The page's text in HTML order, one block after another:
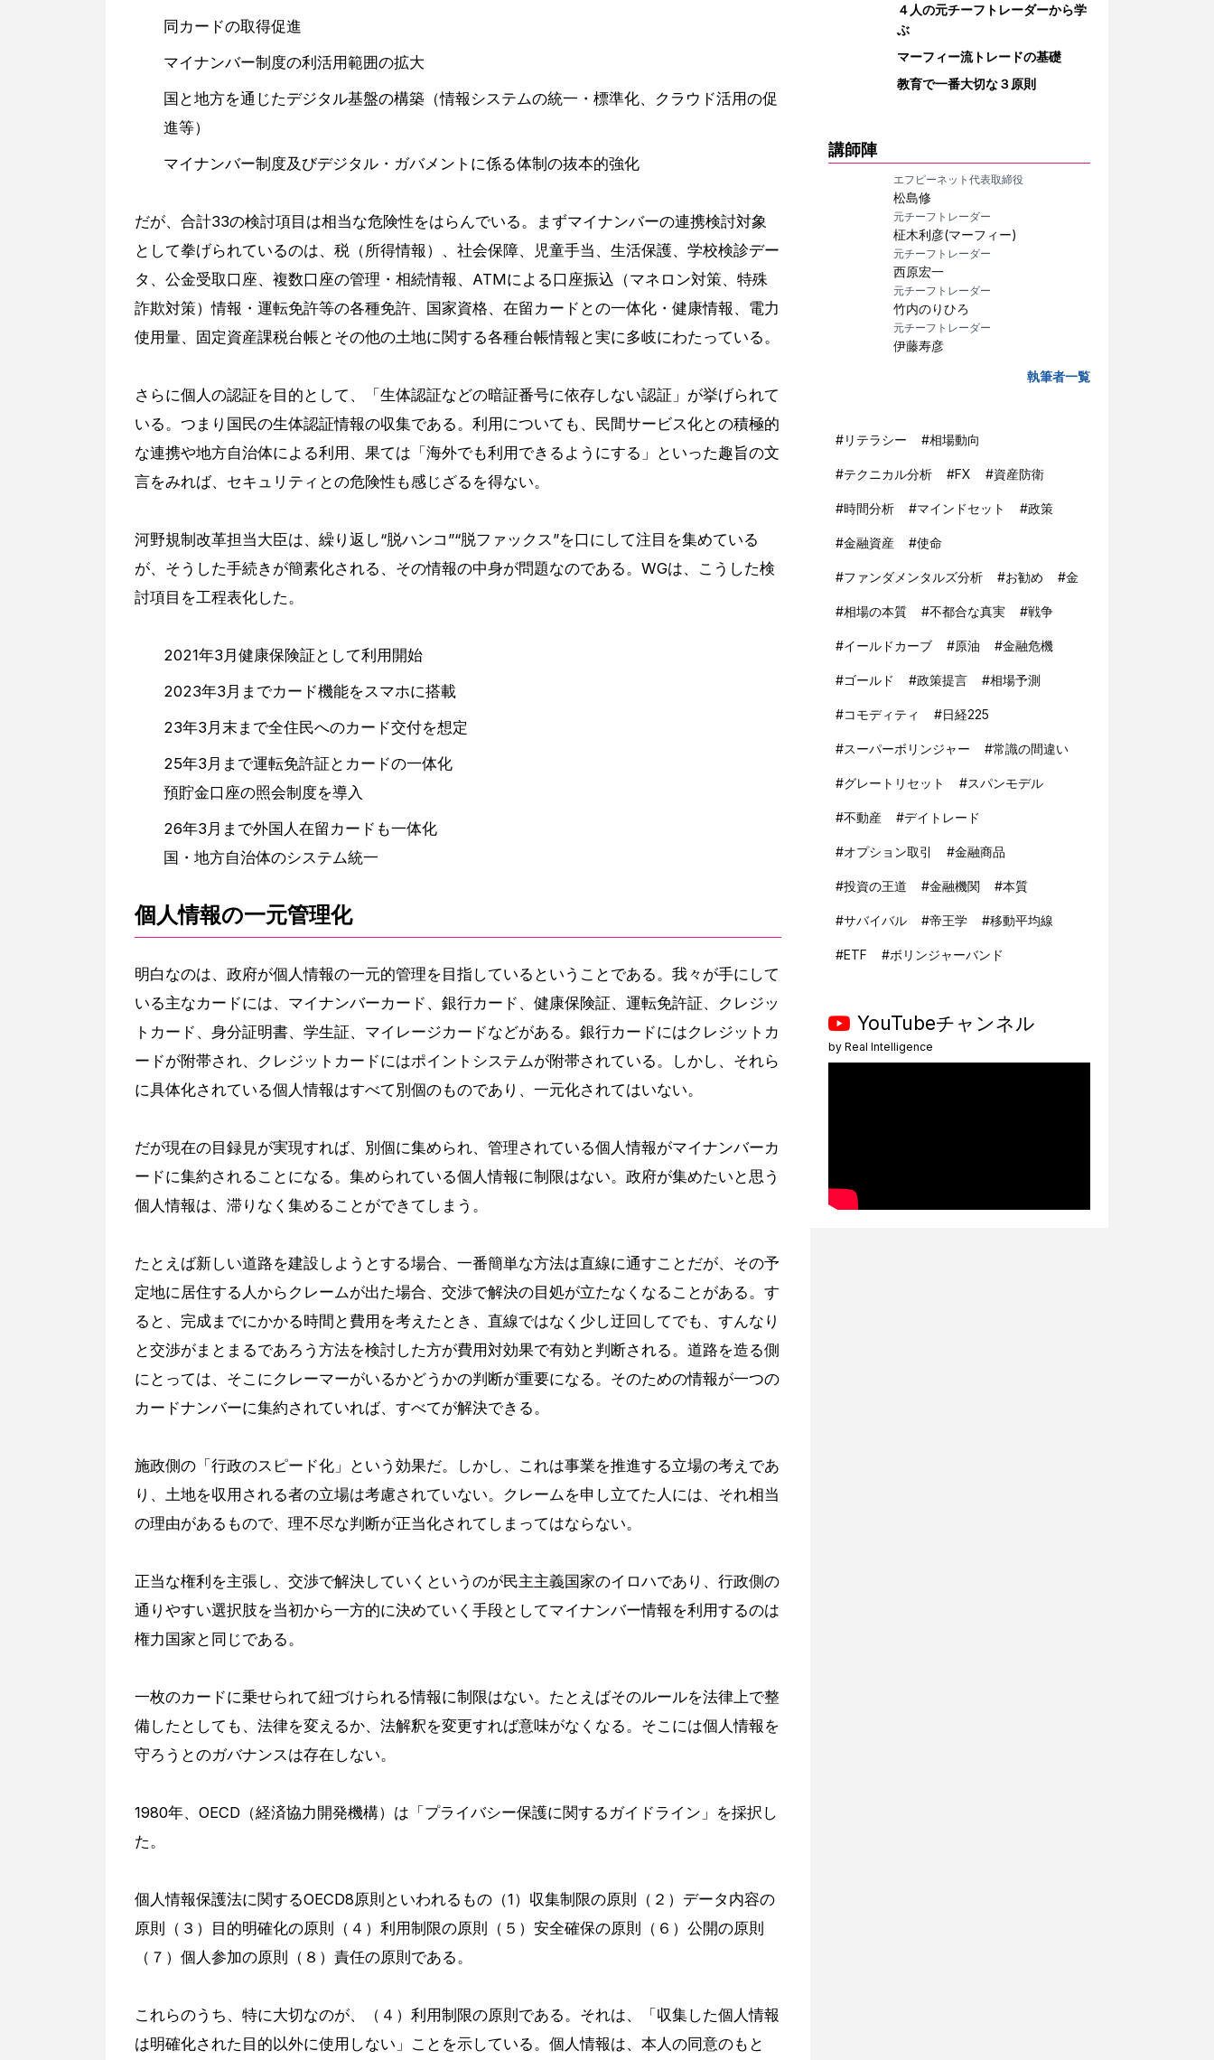
同カードの取得促進
マイナンバー制度の利活用範囲の拡大
国と地方を通じたデジタル基盤の構築（情報システムの統一・標準化、クラウド活用の促
進等）
マイナンバー制度及びデジタル・ガバメントに係る体制の抜本的強化
だが、合計33の検討項目は相当な危険性をはらんでいる。まずマイナンバーの連携検討対象
として拳げられているのは、税（所得情報）、社会保障、児童手当、生活保護、学校検診デー
タ、公金受取口座、複数口座の管理・相続情報、ATMによる口座振込（マネロン対策、特殊
詐欺対策）情報・運転免許等の各種免許、国家資格、在留カードとの一体化・健康情報、電力
使用量、固定資産課税台帳とその他の土地に関する各種台帳情報と実に多岐にわたっている。
さらに個人の認証を目的として、「生体認証などの暗証番号に依存しない認証」が挙げられて
いる。つまり国民の生体認証情報の収集である。利用についても、民間サービス化との積極的
な連携や地方自治体による利用、果ては「海外でも利用できるようにする」といった趣旨の文
言をみれば、セキュリティとの危険性も感じざるを得ない。
河野規制改革担当大臣は、繰り返し“脱ハンコ”“脱ファックス”を口にして注目を集めている
が、そうした手続きが簡素化される、その情報の中身が問題なのである。WGは、こうした検
討項目を工程表化した。
2021年3月健康保険証として利用開始
2023年3月までカード機能をスマホに搭載
23年3月末まで全住民へのカード交付を想定
25年3月まで運転免許証とカードの一体化
預貯金口座の照会制度を導入
26年3月まで外国人在留カードも一体化
国・地方自治体のシステム統一
個人情報の一元管理化
明白なのは、政府が個人情報の一元的管理を目指しているということである。我々が手にして
いる主なカードには、マイナンバーカード、銀行カード、健康保険証、運転免許証、クレジッ
トカード、身分証明書、学生証、マイレージカードなどがある。銀行カードにはクレジットカ
ードが附帯され、クレジットカードにはポイントシステムが附帯されている。しかし、それら
に具体化されている個人情報はすべて別個のものであり、一元化されてはいない。
だが現在の目録見が実現すれば、別個に集められ、管理されている個人情報がマイナンバーカ
ードに集約されることになる。集められている個人情報に制限はない。政府が集めたいと思う
個人情報は、滞りなく集めることができてしまう。
たとえば新しい道路を建設しようとする場合、一番簡単な方法は直線に通すことだが、その予
定地に居住する人からクレームが出た場合、交渉で解決の目処が立たなくなることがある。す
ると、完成までにかかる時間と費用を考えたとき、直線ではなく少し迂回してでも、すんなり
と交渉がまとまるであろう方法を検討した方が費用対効果で有効と判断される。道路を造る側
にとっては、そこにクレーマーがいるかどうかの判断が重要になる。そのための情報が一つの
カードナンバーに集約されていれば、すべてが解決できる。
施政側の「行政のスピード化」という効果だ。しかし、これは事業を推進する立場の考えであ
り、土地を収用される者の立場は考慮されていない。クレームを申し立てた人には、それ相当
の理由があるもので、理不尽な判断が正当化されてしまってはならない。
正当な権利を主張し、交渉で解決していくというのが民主主義国家のイロハであり、行政側の
通りやすい選択肢を当初から一方的に決めていく手段としてマイナンバー情報を利用するのは
権力国家と同じである。
一枚のカードに乗せられて紐づけられる情報に制限はない。たとえばそのルールを法律上で整
備したとしても、法律を変えるか、法解釈を変更すれば意味がなくなる。そこには個人情報を
守ろうとのガバナンスは存在しない。
1980年、OECD（経済協力開発機構）は「プライバシー保護に関するガイドライン」を採択し
た。
個人情報保護法に関するOECD8原則といわれるもの（1）収集制限の原則（２）データ内容の
原則（３）目的明確化の原則（４）利用制限の原則（５）安全確保の原則（６）公開の原則
（７）個人参加の原則（８）責任の原則である。
これらのうち、特に大切なのが、（４）利用制限の原則である。それは、「収集した個人情報
は明確化された目的以外に使用しない」ことを示している。個人情報は、本人の同意のもと
４人の元チーフトレーダーから学
ぶ
マーフィー流トレードの基礎
教育で一番大切な３原則
講師陣
エフピーネット代表取締役
松島修
元チーフトレーダー
柾木利彦(マーフィー)
元チーフトレーダー
西原宏一
元チーフトレーダー
竹内のりひろ
元チーフトレーダー
伊藤寿彦
執筆者一覧
#リテラシー #相場動向
#テクニカル分析 #FX #資産防衛
#時間分析 #マインドセット #政策
#金融資産 #使命
#ファンダメンタルズ分析 #お勧め #金
#相場の本質 #不都合な真実 #戦争
#イールドカーブ #原油 #金融危機
#ゴールド #政策提言 #相場予測
#コモディティ #日経225
#スーパーボリンジャー #常識の間違い
#グレートリセット #スパンモデル
#不動産 #デイトレード
#オプション取引 #金融商品
#投資の王道 #金融機関 #本質
#サバイバル #帝王学 #移動平均線
#ETF #ボリンジャーバンド
YouTubeチャンネル
by Real Intelligence